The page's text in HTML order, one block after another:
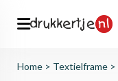
Home > Textielframe >